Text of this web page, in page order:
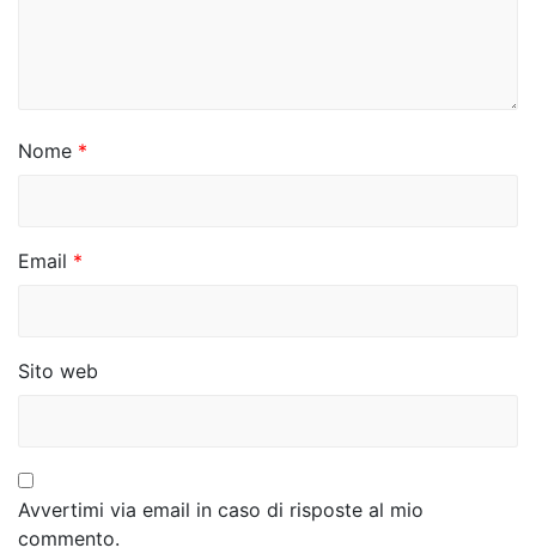
i
o
Nome *
Email *
Sito web
Avvertimi via email in caso di risposte al mio
commento.